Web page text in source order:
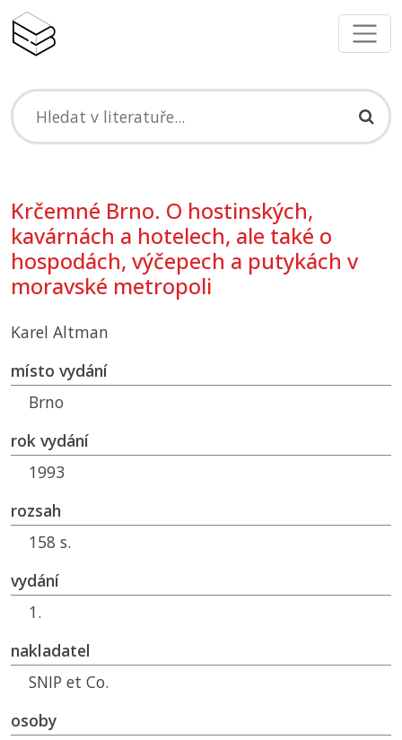
Krčemné Brno. O hostinských,
kavárnách a hotelech, ale také o
hospodách, výčepech a putykách v
moravské metropoli
Karel Altman
místo vydání
Brno
rok vydání
1993
rozsah
158 s.
vydání
1.
nakladatel
SNIP et Co.
osoby